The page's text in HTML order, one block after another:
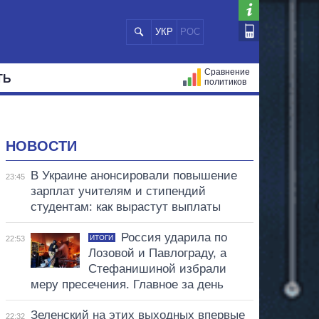
УКР РОС
Сравнение
политиков
НОВОСТИ
23:45
В Украине анонсировали повышение
зарплат учителям и стипендий
студентам: как вырастут выплаты
22:53 ИТОГИ
Россия ударила по
Лозовой и Павлограду, а
Стефанишиной избрали
меру пресечения. Главное за день
22:32
Зеленский на этих выходных впервые